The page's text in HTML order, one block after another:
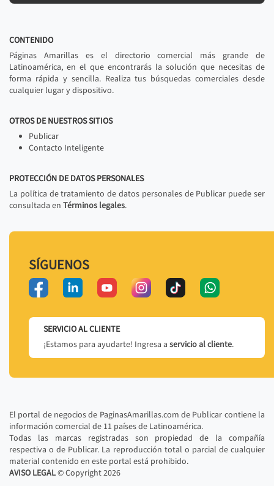
CONTENIDO
Páginas Amarillas es el directorio comercial más grande de
Latinoamérica, en el que encontrarás la solución que necesitas de
forma rápida y sencilla. Realiza tus búsquedas comerciales desde
cualquier lugar y dispositivo.
OTROS DE NUESTROS SITIOS
Publicar
Contacto Inteligente
PROTECCIÓN DE DATOS PERSONALES
La política de tratamiento de datos personales de Publicar puede ser
consultada en Términos legales.
SÍGUENOS
SERVICIO AL CLIENTE
¡Estamos para ayudarte! Ingresa a servicio al cliente.
El portal de negocios de PaginasAmarillas.com de Publicar contiene la
información comercial de 11 países de Latinoamérica.
Todas las marcas registradas son propiedad de la compañía
respectiva o de Publicar. La reproducción total o parcial de cualquier
material contenido en este portal está prohibido.
AVISO LEGAL© Copyright2026